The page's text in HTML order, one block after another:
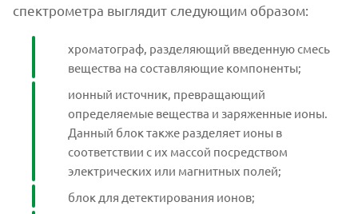
спектрометра выглядит следующим образом:
хроматограф, разделяющий введенную смесь
вещества на составляющие компоненты;
ионный источник, превращающий
определяемые вещества и заряженные ионы.
Данный блок также разделяет ионы в
соответствии с их массой посредством
электрических или магнитных полей;
блок для детектирования ионов;